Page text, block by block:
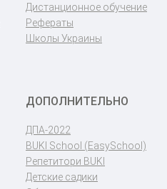
Дистанционное обучение
Рефераты
Школы Украины
ДОПОЛНИТЕЛЬНО
ДПА-2022
BUKI School (EasySchool)
Репетитори BUKI
Детские садики